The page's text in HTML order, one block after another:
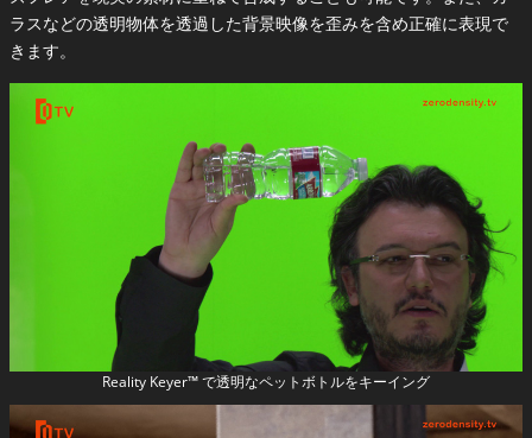
ラスなどの透明物体を透過した背景映像を歪みを含め正確に表現で
きます。
Reality Keyer™ で透明なペットボトルをキーイング